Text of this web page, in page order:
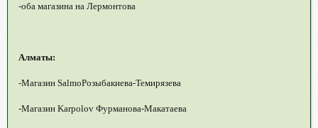
-оба магазина на Лермонтова
Алматы:
-Магазин SalmoРозыбакиева-Темирязева
-Магазин Karpolov Фурманова-Макатаева